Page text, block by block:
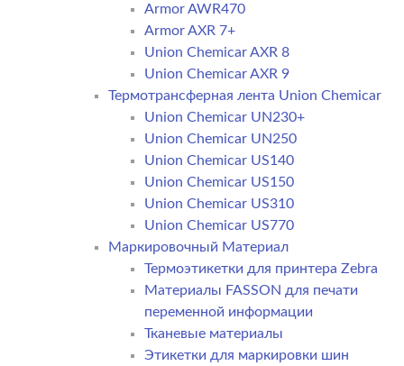
Armor AWR470
Armor AXR 7+
Union Chemicar AXR 8
Union Chemicar AXR 9
Термотрансферная лента Union Chemicar
Union Chemicar UN230+
Union Chemicar UN250
Union Chemicar US140
Union Chemicar US150
Union Chemicar US310
Union Chemicar US770
Маркировочный Материал
Термоэтикетки для принтера Zebra
Материалы FASSON для печати
переменной информации
Тканевые материалы
Этикетки для маркировки шин